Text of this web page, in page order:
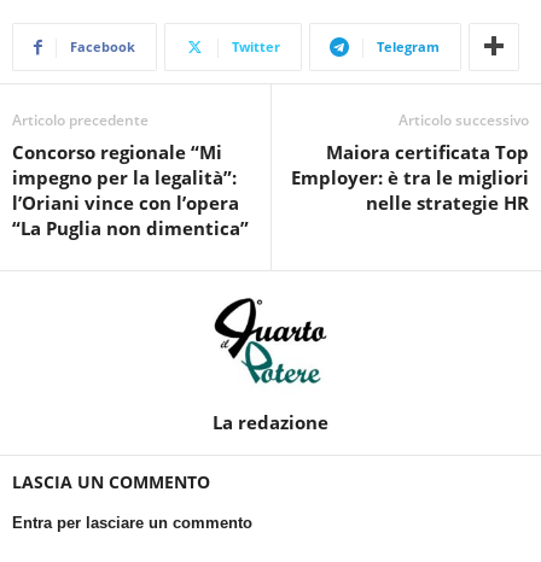
Facebook Twitter Telegram
Articolo precedente
Concorso regionale “Mi
impegno per la legalità”:
l’Oriani vince con l’opera
“La Puglia non dimentica”
Articolo successivo
Maiora certificata Top
Employer: è tra le migliori
nelle strategie HR
La redazione
LASCIA UN COMMENTO
Entra per lasciare un commento